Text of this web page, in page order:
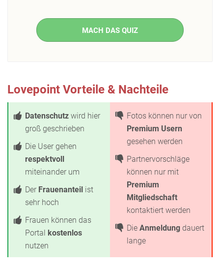
MACH DAS QUIZ
Lovepoint Vorteile & Nachteile
Datenschutz wird hier
groß geschrieben
Die User gehen
respektvoll
miteinander um
Der Frauenanteil ist
sehr hoch
Frauen können das
Portal kostenlos
nutzen
Fotos können nur von
Premium Usern
gesehen werden
Partnervorschläge
können nur mit
Premium
Mitgliedschaft
kontaktiert werden
Die Anmeldung dauert
lange